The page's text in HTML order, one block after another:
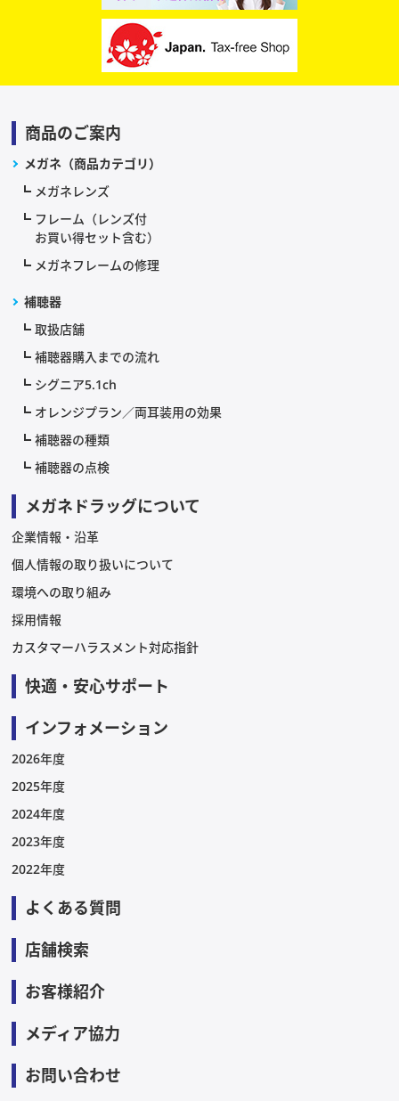
商品のご案内
メガネ（商品カテゴリ）
メガネレンズ
フレーム（レンズ付
お買い得セット含む）
メガネフレームの修理
補聴器
取扱店舗
補聴器購入までの流れ
シグニア5.1ch
オレンジプラン／両耳装用の効果
補聴器の種類
補聴器の点検
メガネドラッグについて
企業情報・沿革
個人情報の取り扱いについて
環境への取り組み
採用情報
カスタマーハラスメント対応指針
快適・安心サポート
インフォメーション
2026年度
2025年度
2024年度
2023年度
2022年度
よくある質問
店舗検索
お客様紹介
メディア協力
お問い合わせ